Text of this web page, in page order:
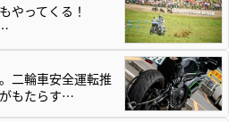
やってくる！
二輪車安全運転推
もたらす…